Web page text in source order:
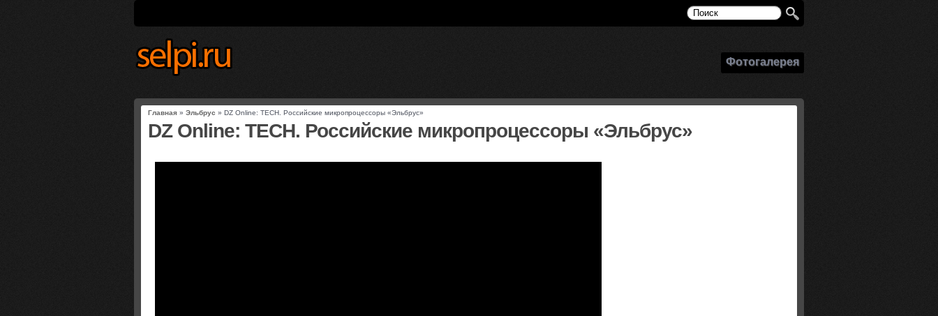
Фотогалерея
Главная » Эльбрус » DZ Online: TECH. Российские микропроцессоры «Эльбрус»
DZ Online: TECH. Российские микропроцессоры «Эльбрус»